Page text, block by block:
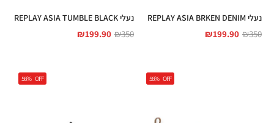
נעלי REPLAY ASIA BRKEN DENIM
₪350
₪199.90
נעלי REPLAY ASIA TUMBLE BLACK
₪350
₪199.90
56% OFF
56% OFF